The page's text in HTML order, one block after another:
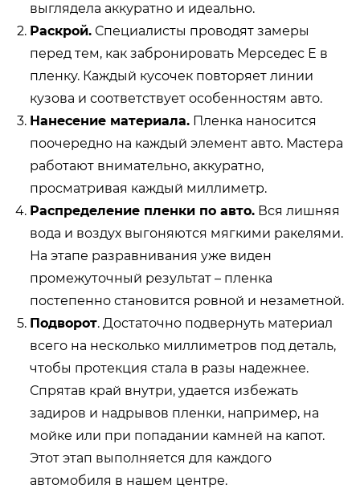
выглядела аккуратно и идеально.
Раскрой. Специалисты проводят замеры
перед тем, как забронировать Мерседес Е в
пленку. Каждый кусочек повторяет линии
кузова и соответствует особенностям авто.
Нанесение материала. Пленка наносится
поочередно на каждый элемент авто. Мастера
работают внимательно, аккуратно,
просматривая каждый миллиметр.
Распределение пленки по авто. Вся лишняя
вода и воздух выгоняются мягкими ракелями.
На этапе разравнивания уже виден
промежуточный результат – пленка
постепенно становится ровной и незаметной.
Подворот. Достаточно подвернуть материал
всего на несколько миллиметров под деталь,
чтобы протекция стала в разы надежнее.
Спрятав край внутри, удается избежать
задиров и надрывов пленки, например, на
мойке или при попадании камней на капот.
Этот этап выполняется для каждого
автомобиля в нашем центре.